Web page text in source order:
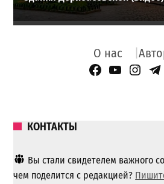
О нас
Facebook Page
YouTube
КОНТАКТЫ
Вы стали свидетелем важного
чем поделится с редакцией?